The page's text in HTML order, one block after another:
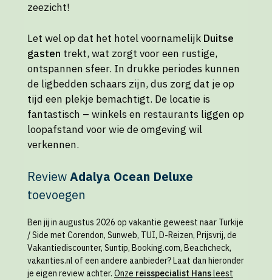
zeezicht!
Let wel op dat het hotel voornamelijk Duitse
gasten trekt, wat zorgt voor een rustige,
ontspannen sfeer. In drukke periodes kunnen
de ligbedden schaars zijn, dus zorg dat je op
tijd een plekje bemachtigt. De locatie is
fantastisch – winkels en restaurants liggen op
loopafstand voor wie de omgeving wil
verkennen.
ReviewAdalya Ocean Deluxe
toevoegen
Ben jij in augustus 2026 op vakantie geweest naar Turkije
/ Side met Corendon, Sunweb, TUI, D-Reizen, Prijsvrij, de
Vakantiediscounter, Suntip, Booking.com, Beachcheck,
vakanties.nl of een andere aanbieder? Laat dan hieronder
je eigen review achter. Onze reisspecialist Hansleest